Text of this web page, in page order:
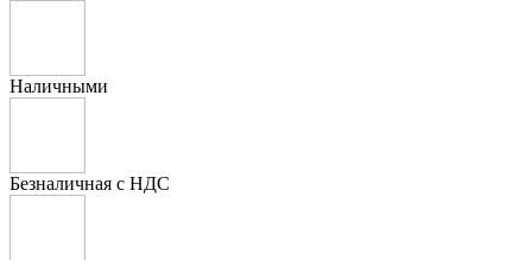
Наличными
Безналичная с НДС